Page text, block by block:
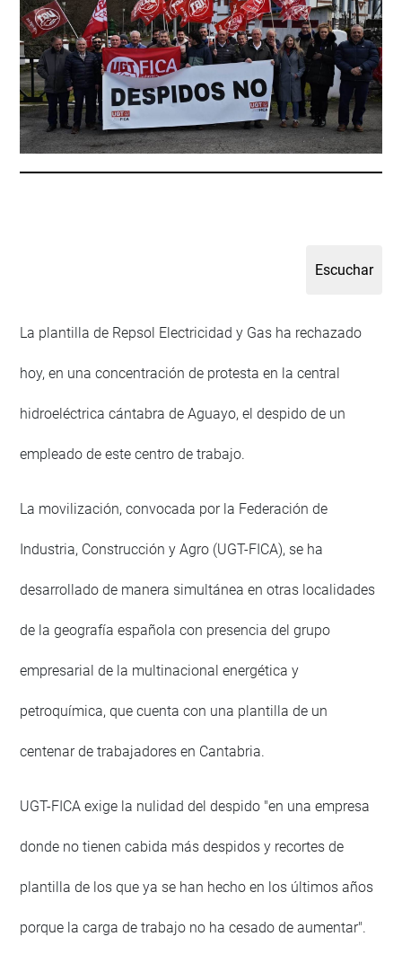
La plantilla de Repsol Electricidad y Gas ha rechazado
hoy, en una concentración de protesta en la central
hidroeléctrica cántabra de Aguayo, el despido de un
empleado de este centro de trabajo.
La movilización, convocada por la Federación de
Industria, Construcción y Agro (UGT-FICA), se ha
desarrollado de manera simultánea en otras localidades
de la geografía española con presencia del grupo
empresarial de la multinacional energética y
petroquímica, que cuenta con una plantilla de un
centenar de trabajadores en Cantabria.
UGT-FICA exige la nulidad del despido "en una empresa
donde no tienen cabida más despidos y recortes de
plantilla de los que ya se han hecho en los últimos años
porque la carga de trabajo no ha cesado de aumentar".